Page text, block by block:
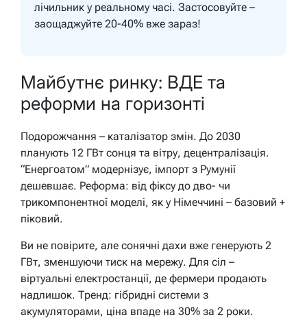
лічильник у реальному часі. Застосовуйте –
заощаджуйте 20-40% вже зараз!
Майбутнє ринку: ВДЕ та
реформи на горизонті
Подорожчання – каталізатор змін. До 2030
планують 12 ГВт сонця та вітру, децентралізація.
“Енергоатом” модернізує, імпорт з Румунії
дешевшає. Реформа: від фіксу до дво- чи
трикомпонентної моделі, як у Німеччині – базовий +
піковий.
Ви не повірите, але сонячні дахи вже генерують 2
ГВт, зменшуючи тиск на мережу. Для сіл –
віртуальні електростанції, де фермери продають
надлишок. Тренд: гібридні системи з
акумуляторами, ціна впаде на 30% за 2 роки.